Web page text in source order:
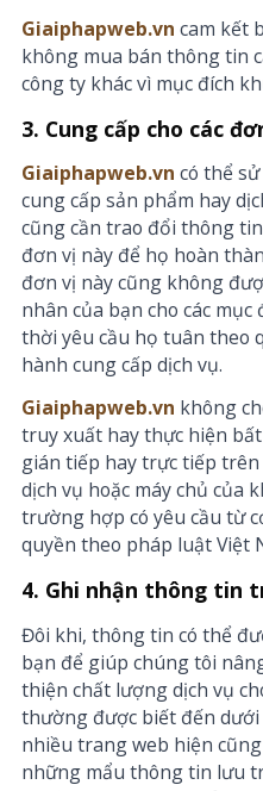
Giaiphapweb.vn cam kết
không mua bán thông tin
công ty khác vì mục đích
3. Cung cấp cho các
Giaiphapweb.vn có thể
cung cấp sản phẩm hay
cũng cần trao đổi thông
đơn vị này để họ hoàn
đơn vị này cũng không
nhân của bạn cho các
thời yêu cầu họ tuân theo
hành cung cấp dịch vụ.
Giaiphapweb.vn không
truy xuất hay thực hiện
gián tiếp hay trực tiếp
dịch vụ hoặc máy chủ của
trường hợp có yêu cầu từ
quyền theo pháp luật Việt
4. Ghi nhận thông tin
Đôi khi, thông tin có thể
bạn để giúp chúng tôi
thiện chất lượng dịch vụ
thường được biết đến dưới
nhiều trang web hiện cũng
những mẩu thông tin lưu